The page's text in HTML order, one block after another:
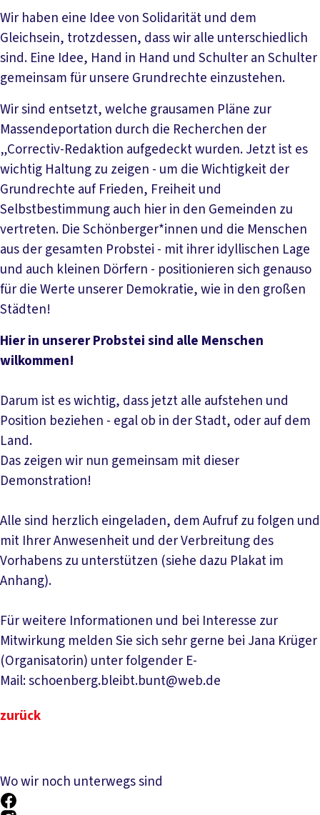
Wir haben eine Idee von Solidarität und dem
Gleichsein, trotzdessen, dass wir alle unterschiedlich
sind. Eine Idee, Hand in Hand und Schulter an Schulter
gemeinsam für unsere Grundrechte einzustehen.
Wir sind entsetzt, welche grausamen Pläne zur
Massendeportation durch die Recherchen der
„Correctiv-Redaktion aufgedeckt wurden. Jetzt ist es
wichtig Haltung zu zeigen - um die Wichtigkeit der
Grundrechte auf Frieden, Freiheit und
Selbstbestimmung auch hier in den Gemeinden zu
vertreten. Die Schönberger*innen und die Menschen
aus der gesamten Probstei - mit ihrer idyllischen Lage
und auch kleinen Dörfern - positionieren sich genauso
für die Werte unserer Demokratie, wie in den großen
Städten!
Hier in unserer Probstei sind alle Menschen
wilkommen!
Darum ist es wichtig, dass jetzt alle aufstehen und
Position beziehen - egal ob in der Stadt, oder auf dem
Land.
Das zeigen wir nun gemeinsam mit dieser
Demonstration!
Alle sind herzlich eingeladen, dem Aufruf zu folgen und
mit Ihrer Anwesenheit und der Verbreitung des
Vorhabens zu unterstützen (siehe dazu Plakat im
Anhang).
Für weitere Informationen und bei Interesse zur
Mitwirkung melden Sie sich sehr gerne bei Jana Krüger
(Organisatorin) unter folgender E-
Mail: schoenberg.bleibt.bunt@web.de
zurück
Wo wir noch unterwegs sind